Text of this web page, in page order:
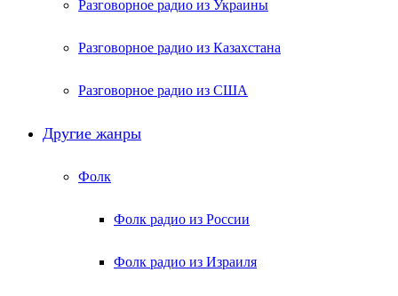
Разговорное радио из Украины
Разговорное радио из Казахстана
Разговорное радио из США
Другие жанры
Фолк
Фолк радио из России
Фолк радио из Израиля